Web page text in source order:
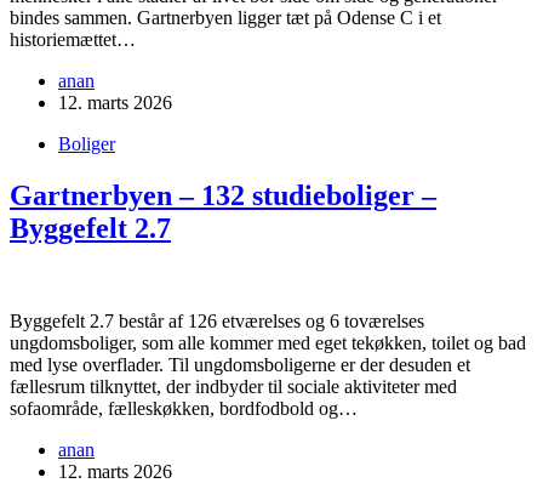
bindes sammen. Gartnerbyen ligger tæt på Odense C i et
historiemættet…
anan
12. marts 2026
Boliger
Gartnerbyen – 132 studieboliger –
Byggefelt 2.7
Byggefelt 2.7 består af 126 etværelses og 6 toværelses
ungdomsboliger, som alle kommer med eget tekøkken, toilet og bad
med lyse overflader. Til ungdomsboligerne er der desuden et
fællesrum tilknyttet, der indbyder til sociale aktiviteter med
sofaområde, fælleskøkken, bordfodbold og…
anan
12. marts 2026